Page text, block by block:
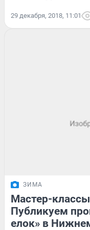
29 декабря, 2018, 11:01
ЗИМА
Мастер-
Публикуем
елок» в